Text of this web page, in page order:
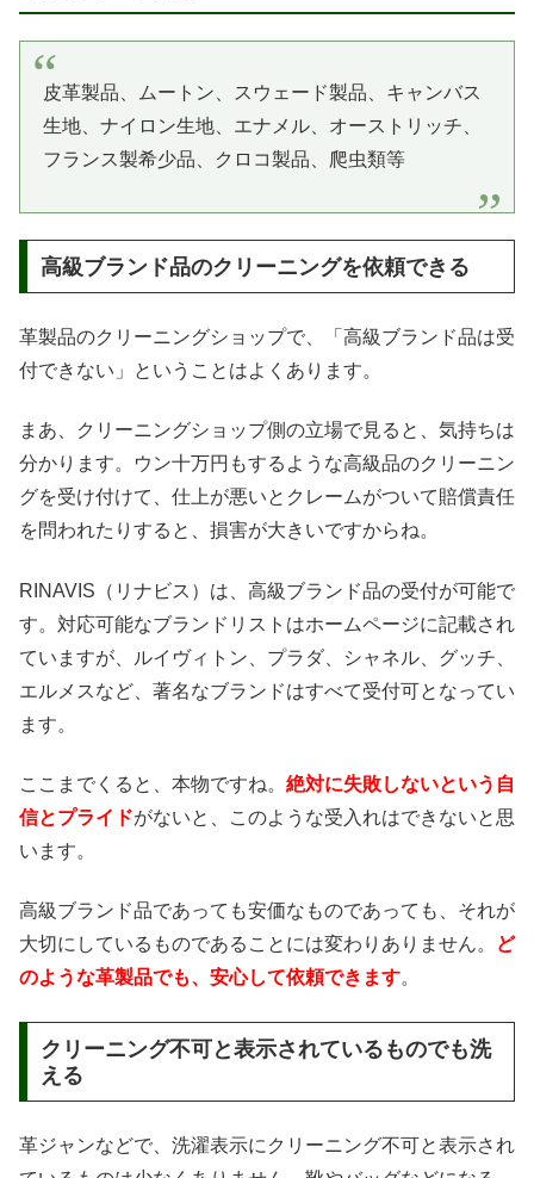
皮革製品、ムートン、スウェード製品、キャンバス
生地、ナイロン生地、エナメル、オーストリッチ、
フランス製希少品、クロコ製品、爬虫類等
高級ブランド品のクリーニングを依頼できる
革製品のクリーニングショップで、「高級ブランド品は受
付できない」ということはよくあります。
まあ、クリーニングショップ側の立場で見ると、気持ちは
分かります。ウン十万円もするような高級品のクリーニン
グを受け付けて、仕上が悪いとクレームがついて賠償責任
を問われたりすると、損害が大きいですからね。
RINAVIS（リナビス）は、高級ブランド品の受付が可能で
す。対応可能なブランドリストはホームページに記載され
ていますが、ルイヴィトン、プラダ、シャネル、グッチ、
エルメスなど、著名なブランドはすべて受付可となってい
ます。
ここまでくると、本物ですね。 絶対に失敗しないという自
信とプライドがないと、このような受入れはできないと思
います。
高級ブランド品であっても安価なものであっても、それが
大切にしているものであることには変わりありません。
ど
のような革製品でも、安心して依頼できます。
クリーニング不可と表示されているものでも洗
える
革ジャンなどで、洗濯表示にクリーニング不可と表示され